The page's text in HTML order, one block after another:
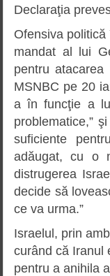
Declaraţia
Ofensiva
mandat al lui
pentru
MSNBC pe 20
a în funcţie a
problematice,”
suficiente
adăugat, cu o
distrugerea
decide să
ce va urma.”
Israelul, prin
curând că Iranul
pentru a anihila